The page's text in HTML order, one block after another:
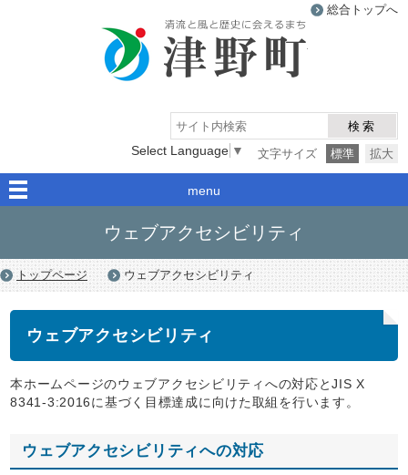
総合トップへ
検索
文字サイズ
標準 拡大
Select Language ▼
menu
ウェブアクセシビリティ
トップページ ウェブアクセシビリティ
ウェブアクセシビリティ
本ホームページのウェブアクセシビリティへの対応とJIS X
8341-3:2016に基づく目標達成に向けた取組を行います。
ウェブアクセシビリティへの対応